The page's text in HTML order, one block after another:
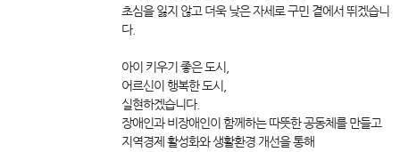
초심을 잃지 않고 더욱 낮은 자세로 구민 곁에서 뛰겠습니
다.
아이 키우기 좋은 도시,
어르신이 행복한 도시,
실현하겠습니다.
장애인과 비장애인이 함께하는 따뜻한 공동체를 만들고
지역경제 활성화와 생활환경 개선을 통해